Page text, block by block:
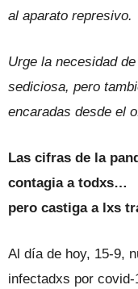
al aparato represivo.
Urge la necesidad
sediciosa, pero
encaradas desde el
Las cifras de la
contagia a todxs…
pero castiga a lxs
Al día de hoy, 15-9,
infectadxs por